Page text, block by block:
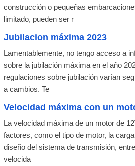
construcción o pequeñas
limitado, pueden ser r
Jubilacion máxima 2023
Lamentablemente, no tengo acceso a
sobre la jubilación máxima en el año
regulaciones sobre jubilación varían
a cambios. Te
Velocidad máxima con un
La velocidad máxima de un motor de
factores, como el tipo de motor, la
diseño del sistema de transmisión,
velocida